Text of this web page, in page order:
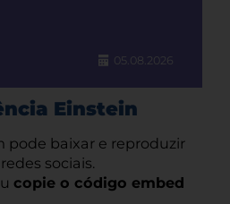
05.08.2026
Einstein
pode baixar e reproduzir
sociais.
copie o código embed